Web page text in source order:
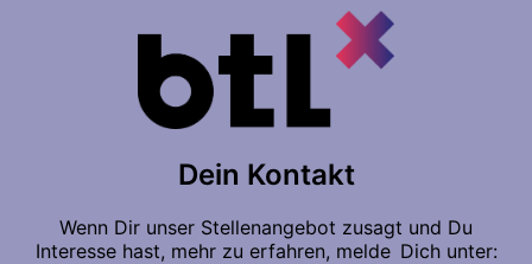
Dein Kontakt
Wenn Dir unser Stellenangebot zusagt und Du
Interesse hast, mehr zu erfahren, melde Dich unter: